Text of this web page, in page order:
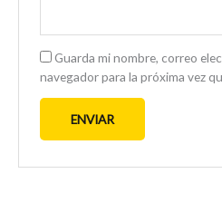
Guarda mi nombre, correo
navegador para la próxima vez